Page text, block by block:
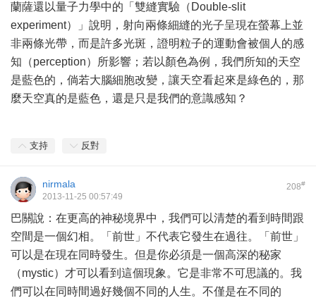
蘭薩還以量子力學中的「雙縫實驗（Double-slit
experiment）」說明，射向兩條細縫的光子呈現在螢幕上並
非兩條光帶，而是許多光斑，證明粒子的運動會被個人的感
知（perception）所影響；若以顏色為例，我們所知的天空
是藍色的，倘若大腦細胞改變，讓天空看起來是綠色的，那
麼天空真的是藍色，還是只是我們的意識感知？
支持 反對
208#
nirmala
2013-11-25 00:57:49
巴關說：在更高的神秘境界中，我們可以清楚的看到時間跟
空間是一個幻相。「前世」不代表它發生在過往。「前世」
可以是在現在同時發生。但是你必須是一個高深的秘家
（mystic）才可以看到這個現象。它是非常不可思議的。我
們可以在同時間過好幾個不同的人生。不僅是在不同的